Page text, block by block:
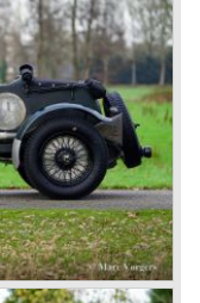
with three
short chassis
and then long
badge: very
These Green
1927 (Old Number
until 1929.
designed by the
The logo is a
Hilstead in his
1953).